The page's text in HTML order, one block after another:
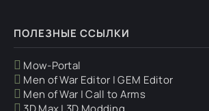
ПОЛЕЗНЫЕ ССЫЛКИ
Mow-Portal
Men of War Editor | GEM Editor
Men of War | Call to Arms